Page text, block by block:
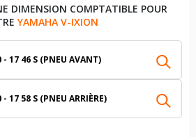
DIMENSION COMPTATIBLE POUR
YAMAHA V-IXION
- 17 46 S (PNEU AVANT)
17 58 S (PNEU ARRIÈRE)